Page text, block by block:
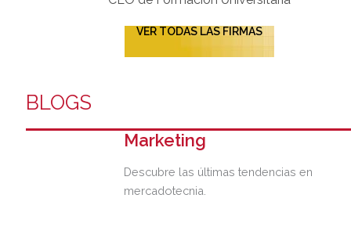
VER TODAS LAS FIRMAS
BLOGS
Marketing
Descubre las últimas tendencias en
mercadotecnia.